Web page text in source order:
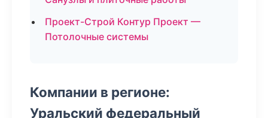
Проект-Строй Контур Проект —
Потолочные системы
Компании в регионе:
Уральский федеральный